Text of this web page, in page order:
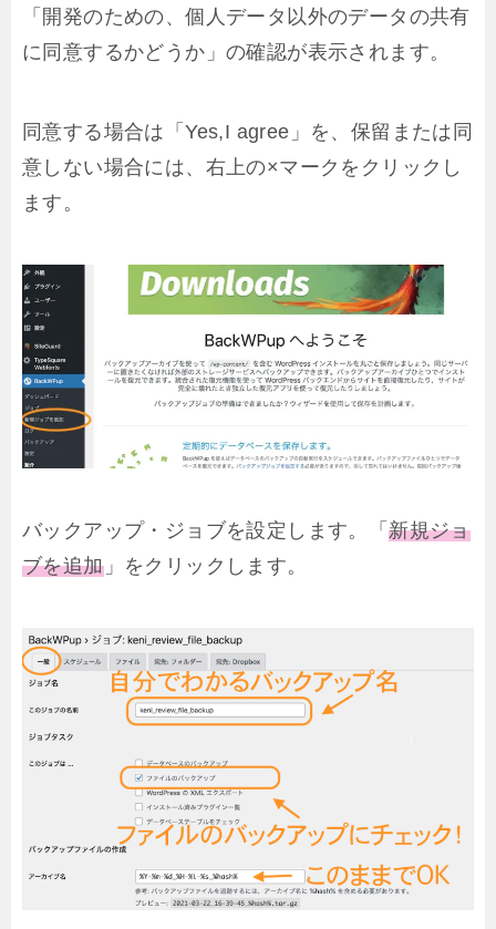
「開発のための、個人データ以外のデータの共有
に同意するかどうか」の確認が表示されます。
同意する場合は「Yes,I agree」を、保留または同
意しない場合には、右上の×マークをクリックし
ます。
バックアップ・ジョブを設定します。「新規ジョ
ブを追加」をクリックします。